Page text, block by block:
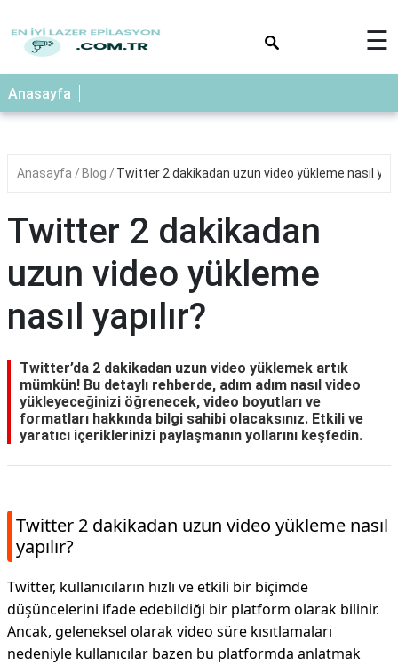
☰
Anasayfa
Anasayfa Blog Twitter 2 dakikadan uzun video yükleme nasıl
Twitter 2 dakikadan
uzun video yükleme
nasıl yapılır?
Twitter’da 2 dakikadan uzun video yüklemek artık
mümkün! Bu detaylı rehberde, adım adım nasıl video
yükleyeceğinizi öğrenecek, video boyutları ve
formatları hakkında bilgi sahibi olacaksınız. Etkili ve
yaratıcı içeriklerinizi paylaşmanın yollarını keşfedin.
Twitter 2 dakikadan uzun video yükleme nasıl
yapılır?
Twitter, kullanıcıların hızlı ve etkili bir biçimde
düşüncelerini ifade edebildiği bir platform olarak bilinir.
Ancak, geleneksel olarak video süre kısıtlamaları
nedeniyle kullanıcılar bazen bu platformda anlatmak